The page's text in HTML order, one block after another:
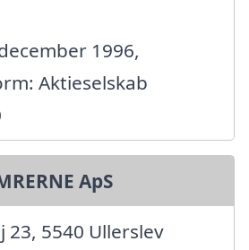
1996,
Aktieselskab
ApS
23, 5540 Ullerslev